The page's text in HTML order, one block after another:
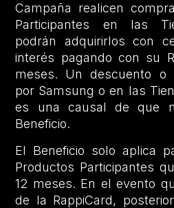
Campaña realicen
Participantes en las
podrán adquirirlos con
interés pagando con su
meses. Un descuento o
por Samsung o en las
es una causal de que
Beneficio.
El Beneficio solo aplica
Productos Participantes
12 meses. En el evento
de la RappiCard,